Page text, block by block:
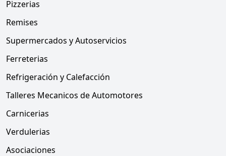
Pizzerias
Remises
Supermercados y Autoservicios
Ferreterias
Refrigeración y Calefacción
Talleres Mecanicos de Automotores
Carnicerias
Verdulerias
Asociaciones